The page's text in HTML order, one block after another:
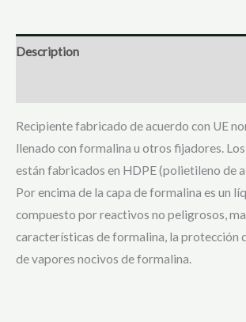
Description
Recipiente fabricado de acuerdo con UE
llenado con formalina u otros fijadores.
están fabricados en HDPE (polietileno de
Por encima de la capa de formalina es un
compuesto por reactivos no peligrosos,
características de formalina, la protección
de vapores nocivos de formalina.